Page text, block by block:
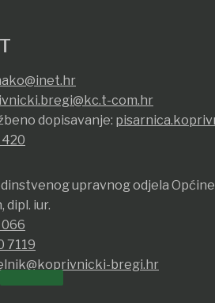
com.hr
dopisavanje:
upravnog odjela
dipl. iur.
7119
bregi.hr